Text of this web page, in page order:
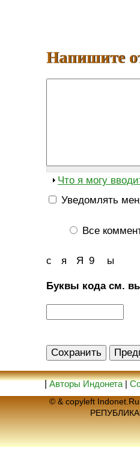
Напишите
Что я могу
Уведомлять
Все
ы
Я
я
с 9
Буквы кода см.
|Авторы Индонета|
© & copyleft